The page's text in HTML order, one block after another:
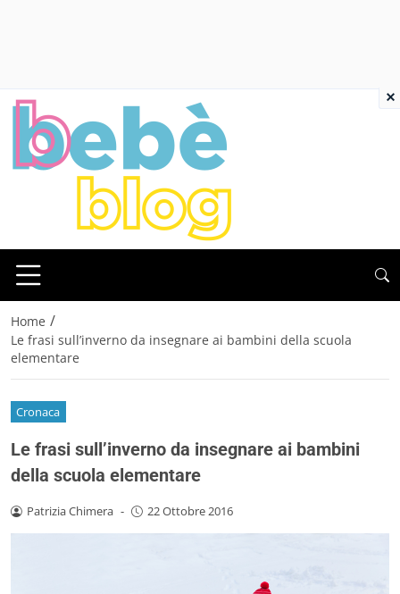
Home /
Le frasi sull’inverno da insegnare ai bambini della scuola
elementare
Cronaca
Le frasi sull’inverno da insegnare ai bambini
della scuola elementare
Patrizia Chimera - 22 Ottobre 2016
×